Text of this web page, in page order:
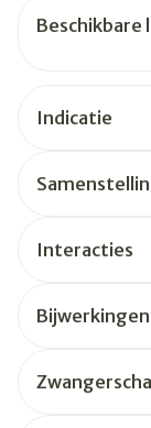
Indicatie
Interacties
Bijwerkingen